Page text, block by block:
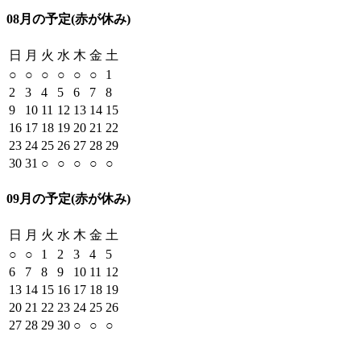
08月の予定(赤が休み)
日 月 火 水 木 金 土
○
○ ○ ○ ○ ○
1
2
3 4 5 6 7
8
9
10 11 12 13 14 15
16 17 18 19 20 21 22
23 24 25 26 27 28 29
30 31 ○ ○ ○ ○ ○
09月の予定(赤が休み)
日 月 火 水 木 金 土
○
○ 1 2 3 4
5
6
7 8 9 10 11 12
13 14 15 16 17 18 19
20 21 22 23 24 25 26
27 28 29 30 ○ ○ ○